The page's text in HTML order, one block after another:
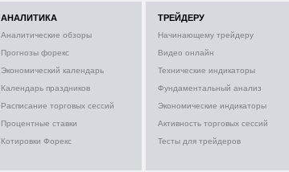
АНАЛИТИКА
Аналитические обзоры
Прогнозы форекс
Экономический календарь
Календарь праздников
Расписание торговых сессий
Процентные ставки
Котировки Форекс
ТРЕЙДЕРУ
Начинающему трейдеру
Видео онлайн
Технические индикаторы
Фундаментальный анализ
Экономические индикаторы
Активность торговых сессий
Тесты для трейдеров